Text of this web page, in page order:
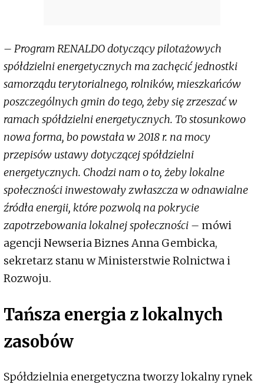
– Program RENALDO dotyczący pilotażowych
spółdzielni energetycznych ma zachęcić jednostki
samorządu terytorialnego, rolników, mieszkańców
poszczególnych gmin do tego, żeby się zrzeszać w
ramach spółdzielni energetycznych. To stosunkowo
nowa forma, bo powstała w 2018 r. na mocy
przepisów ustawy dotyczącej spółdzielni
energetycznych. Chodzi nam o to, żeby lokalne
społeczności inwestowały zwłaszcza w odnawialne
źródła energii, które pozwolą na pokrycie
zapotrzebowania lokalnej społeczności – mówi
agencji Newseria Biznes Anna Gembicka,
sekretarz stanu w Ministerstwie Rolnictwa i
Rozwoju.
Tańsza energia z lokalnych
zasobów
Spółdzielnia energetyczna tworzy lokalny rynek